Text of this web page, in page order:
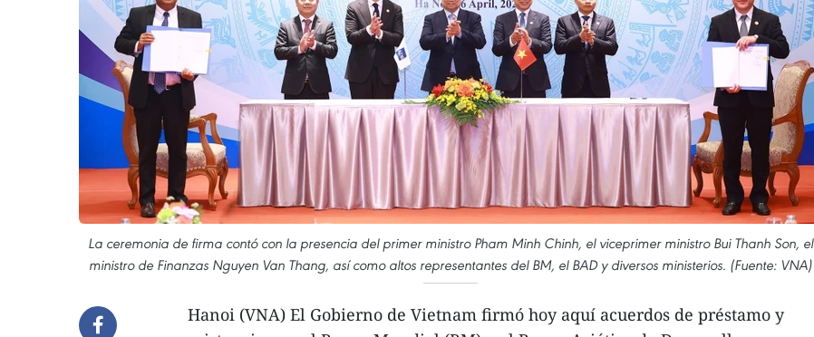
La ceremonia de firma contó con la presencia del primer ministro Pham Minh Chinh, el viceprimer ministro Bui Thanh Son, el
ministro de Finanzas Nguyen Van Thang, así como altos representantes del BM, el BAD y diversos ministerios. (Fuente: VNA)
Hanoi (VNA) El Gobierno de Vietnam firmó hoy aquí acuerdos de préstamo y